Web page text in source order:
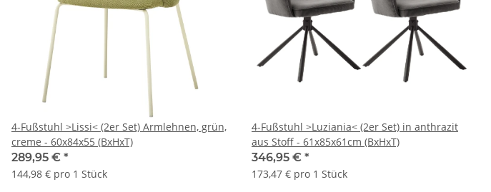
4-Fußstuhl >Lissi< (2er Set) Armlehnen, grün,
creme - 60x84x55 (BxHxT)
289,95 € *
144,98 € pro 1 Stück
4-Fußstuhl >Luziania< (2er Set) in anthrazit
aus Stoff - 61x85x61cm (BxHxT)
346,95 € *
173,47 € pro 1 Stück